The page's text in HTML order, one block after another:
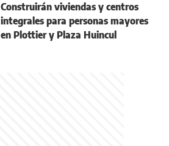
Construirán viviendas y centros
integrales para personas mayores
en Plottier y Plaza Huincul